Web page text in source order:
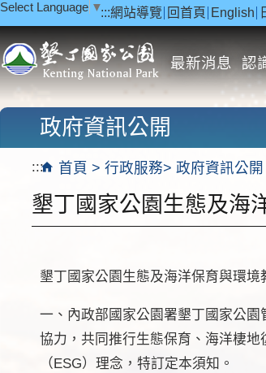
:::網站導覽 回首頁 English
Select Language ▼
最新消息 認
::: 首頁 行政服務 政府資訊公開
政府資訊公開
墾丁國家公園生態及海
墾丁國家公園生態及海洋保育與環
一、內政部國家公園署墾丁國家公
協力，共同推行生態保育、海洋棲
（ESG）理念，特訂定本須知。